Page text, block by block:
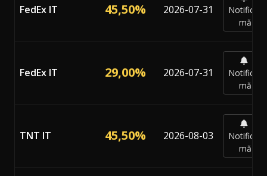
FedEx IT 45,50% 2026-07-31
Notifică-
mă
FedEx IT 29,00% 2026-07-31
Notifică-
mă
TNT IT 45,50% 2026-08-03
Notifică-
mă